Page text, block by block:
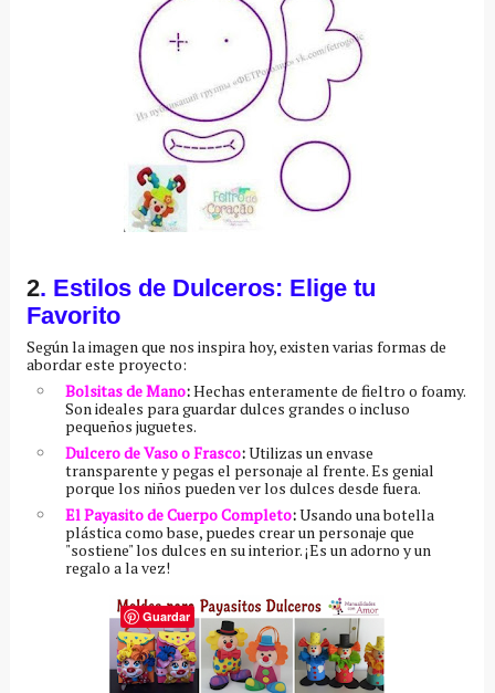
2. Estilos de Dulceros: Elige tu
Favorito
Según la imagen que nos inspira hoy, existen varias formas de
abordar este proyecto:
Bolsitas de Mano:Hechas enteramente de fieltro o foamy.
Son ideales para guardar dulces grandes o incluso
pequeños juguetes.
Dulcero de Vaso o Frasco:Utilizas un envase
transparente y pegas el personaje al frente. Es genial
porque los niños pueden ver los dulces desde fuera.
El Payasito de Cuerpo Completo:Usando una botella
plástica como base, puedes crear un personaje que
"sostiene" los dulces en su interior. ¡Es un adorno y un
regalo a la vez!
Guardar